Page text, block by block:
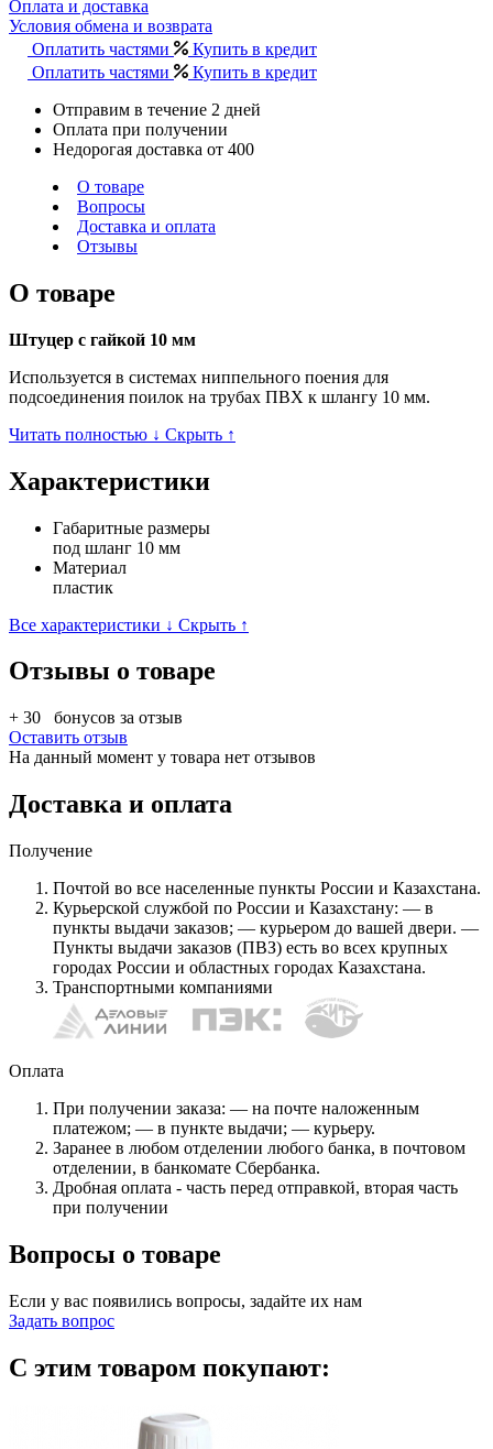
Оплата и доставка
Условия обмена и возврата
Оплатить частями
Купить в кредит
Оплатить частями
Купить в кредит
Отправим в течение 2 дней
Оплата при получении
Недорогая доставка от 400
О товаре
Вопросы
Доставка и оплата
Отзывы
О товаре
Штуцер с гайкой 10 мм
Используется в системах ниппельного поения для
подсоединения поилок на трубах ПВХ к шлангу 10 мм.
Читать полностью ↓ Скрыть ↑
Характеристики
Габаритные размеры
под шланг 10 мм
Материал
пластик
Все характеристики ↓ Скрыть ↑
Отзывы о товаре
+ 30
бонусов за отзыв
Оставить отзыв
На данный момент у товара нет отзывов
Доставка и оплата
Получение
Почтой во все населенные пункты России и Казахстана.
Курьерской службой по России и Казахстану: — в
пункты выдачи заказов; — курьером до вашей двери. —
Пункты выдачи заказов (ПВЗ) есть во всех крупных
городах России и областных городах Казахстана.
Транспортными компаниями
Оплата
При получении заказа: — на почте наложенным
платежом; — в пункте выдачи; — курьеру.
Заранее в любом отделении любого банка, в почтовом
отделении, в банкомате Сбербанка.
Дробная оплата - часть перед отправкой, вторая часть
при получении
Вопросы о товаре
Если у вас появились вопросы, задайте их нам
Задать вопрос
С этим товаром покупают: